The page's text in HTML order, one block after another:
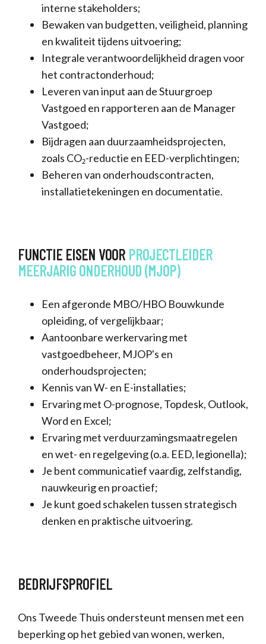
interne stakeholders;
Bewaken van budgetten, veiligheid, planning
en kwaliteit tijdens uitvoering;
Integrale verantwoordelijkheid dragen voor
het contractonderhoud;
Leveren van input aan de Stuurgroep
Vastgoed en rapporteren aan de Manager
Vastgoed;
Bijdragen aan duurzaamheidsprojecten,
zoals CO₂-reductie en EED-verplichtingen;
Beheren van onderhoudscontracten,
installatietekeningen en documentatie.
FUNCTIE EISEN VOOR PROJECTLEIDER
MEERJARIG ONDERHOUD (MJOP)
Een afgeronde MBO/HBO Bouwkunde
opleiding, of vergelijkbaar;
Aantoonbare werkervaring met
vastgoedbeheer, MJOP's en
onderhoudsprojecten;
Kennis van W- en E-installaties;
Ervaring met O-prognose, Topdesk, Outlook,
Word en Excel;
Ervaring met verduurzamingsmaatregelen
en wet- en regelgeving (o.a. EED, legionella);
Je bent communicatief vaardig, zelfstandig,
nauwkeurig en proactief;
Je kunt goed schakelen tussen strategisch
denken en praktische uitvoering.
BEDRIJFSPROFIEL
Ons Tweede Thuis ondersteunt mensen met een
beperking op het gebied van wonen, werken,